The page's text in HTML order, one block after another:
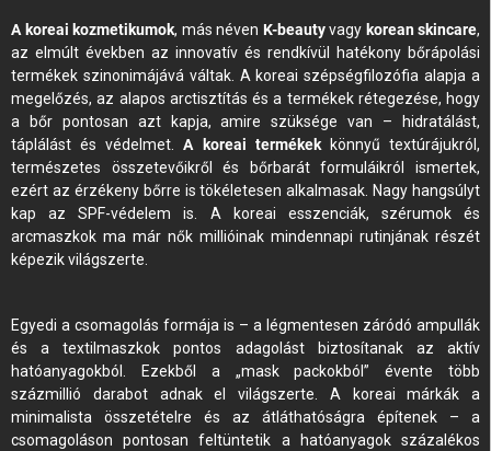
A koreai kozmetikumok, más néven K-beautyvagy korean skincare,
az elmúlt években az innovatív és rendkívül hatékony bőrápolási
termékek szinonimájává váltak. A koreai szépségfilozófia alapja a
megelőzés, az alapos arctisztítás és a termékek rétegezése, hogy
a bőr pontosan azt kapja, amire szüksége van – hidratálást,
táplálást és védelmet.A koreai termékekkönnyű textúrájukról,
természetes összetevőikről és bőrbarát formuláikról ismertek,
ezért az érzékeny bőrre is tökéletesen alkalmasak. Nagy hangsúlyt
kap az SPF-védelem is. A koreai esszenciák, szérumok és
arcmaszkok ma már nők millióinak mindennapi rutinjának részét
képezik világszerte.
Egyedi a csomagolás formája is – a légmentesen záródó ampullák
és a textilmaszkok pontos adagolást biztosítanak az aktív
hatóanyagokból. Ezekből a „mask packokból” évente több
százmillió darabot adnak el világszerte. A koreai márkák a
minimalista összetételre és az átláthatóságra építenek – a
csomagoláson pontosan feltüntetik a hatóanyagok százalékos